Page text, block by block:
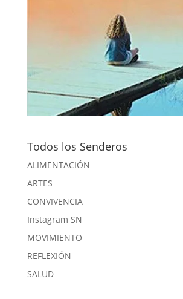
Todos los Senderos
ALIMENTACIÓN
ARTES
CONVIVENCIA
Instagram SN
MOVIMIENTO
REFLEXIÓN
SALUD